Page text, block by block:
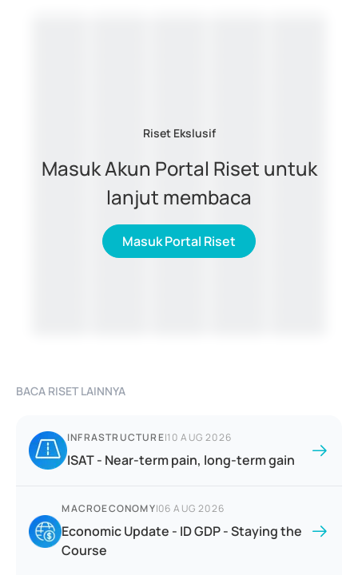
Riset Ekslusif
Masuk Akun Portal Riset untuk
lanjut membaca
Masuk Portal Riset
BACA RISET LAINNYA
INFRASTRUCTURE|10 AUG 2026
ISAT - Near-term pain, long-term gain
MACROECONOMY|06 AUG 2026
Economic Update - ID GDP - Staying the
Course